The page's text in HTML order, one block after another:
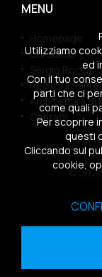
MENU
Homepage
Chi siamo
Sergio Rocca
Realizzazioni
Architettura di
Contatti
©
Utilizziamo
ed
Con il tuo
parti che ci
come quali
Per scoprire
questi
Cliccando sul
cookie,